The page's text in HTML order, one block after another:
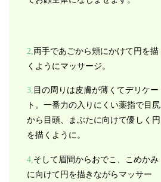
2, 両手であごから頬にかけて円を描
くようにマッサージ。
3, 目の周りは皮膚が薄くてデリケー
ト。一番力の入りにくい薬指で目尻
から目頭、まぶたに向けて優しく円
を描くように。
4, そして眉間からおでこ、こめかみ
に向けて円を描きながらマッサー